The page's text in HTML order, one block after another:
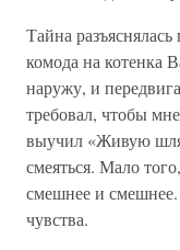
Тайна
комода на котенка
наружу, и
требовал, чтобы
выучил «Живую
смеяться. Мало
смешнее и смешнее.
чувства.